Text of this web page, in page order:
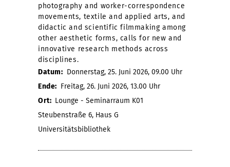
photography and worker-correspondence
movements, textile and applied arts, and
didactic and scientific filmmaking among
other aesthetic forms, calls for new and
innovative research methods across
disciplines.
Datum: Donnerstag, 25. Juni 2026, 09.00 Uhr
Ende: Freitag, 26. Juni 2026, 13.00 Uhr
Ort: Lounge - Seminarraum K01
Steubenstraße 6, Haus G
Universitätsbibliothek